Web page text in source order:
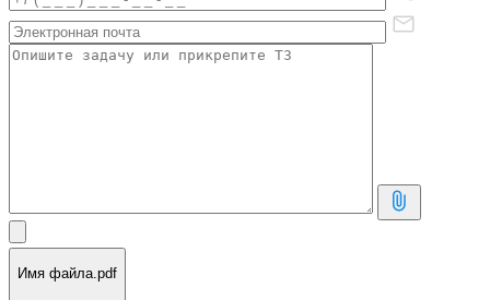
Имя файла.pdf